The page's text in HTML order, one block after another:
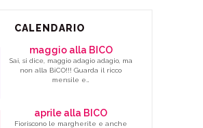
CALENDARIO
maggio alla BICO
Sai, si dice, maggio adagio adagio, ma
non alla BiCO!!! Guarda il ricco
mensile e…
aprile alla BICO
Fioriscono le margherite e anche